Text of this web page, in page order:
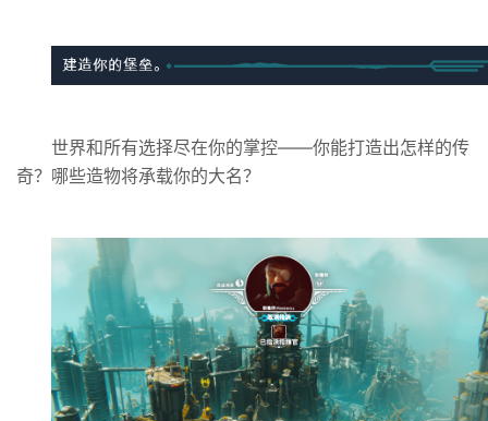
世界和所有选择尽在你的掌控——你能打造出怎样的传
奇？哪些造物将承载你的大名？